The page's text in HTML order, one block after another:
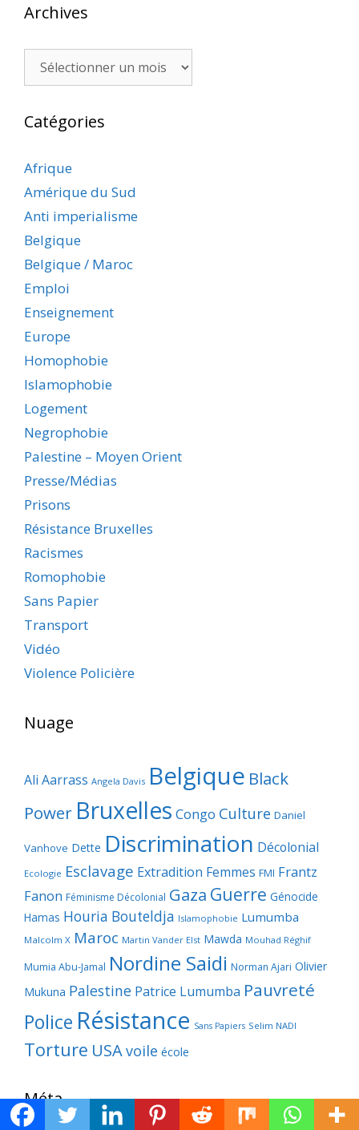
Archives
Archives
Catégories
Afrique
Amérique du Sud
Anti imperialisme
Belgique
Belgique / Maroc
Emploi
Enseignement
Europe
Homophobie
Islamophobie
Logement
Negrophobie
Palestine – Moyen Orient
Presse/Médias
Prisons
Résistance Bruxelles
Racismes
Romophobie
Sans Papier
Transport
Vidéo
Violence Policière
Nuage
Ali Aarrass Angela Davis Belgique Black
Power Bruxelles Congo Culture Daniel
Vanhove Dette Discrimination Décolonial
Ecologie Esclavage Extradition Femmes FMI Frantz
Fanon Féminisme Décolonial Gaza Guerre Génocide
Hamas Houria Bouteldja Islamophobie Lumumba
Malcolm X Maroc Martin Vander Elst Mawda Mouhad Réghif
Mumia Abu-Jamal Nordine Saidi Norman Ajari Olivier
Mukuna Palestine Patrice Lumumba Pauvreté
Police Résistance Sans Papiers Selim NADI
Torture USAvoile école
Méta